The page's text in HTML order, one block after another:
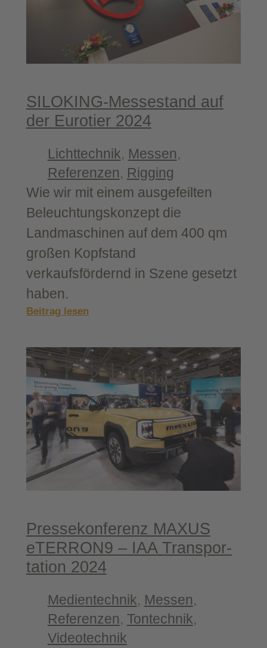
SILOKING-​Messestand auf
der Euro­tier 2024
Lichttechnik, Messen
Referenzen, Rigging
Wie wir mit einem ausgefeilten
Beleuchtungskonzept die
Landmaschinen auf dem 400 qm
großen Kopfstand
verkaufsfördernd in Szene gesetzt
haben.
Beitrag lesen:
auf
der
Euro­
tier 2024
Pres­se­kon­fe­renz MAXUS
eTERRON9 – IAA Trans­por­
ta­ti­on 2024
Medientechnik, Messen
Referenzen, Tontechnik
Videotechnik